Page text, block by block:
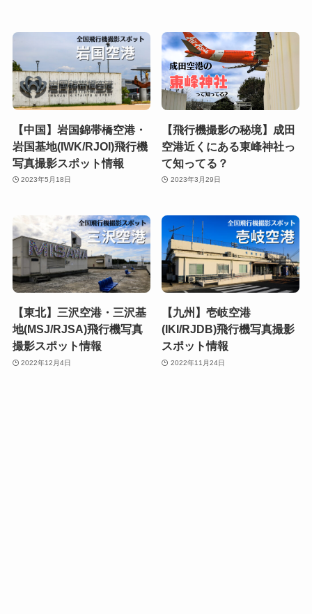
【中国】岩国錦帯橋空港・
岩国基地(IWK/RJOI)飛行機
写真撮影スポット情報
2023年5月18日
【飛行機撮影の秘境】成田
空港近くにある東峰神社っ
て知ってる？
2023年3月29日
【東北】三沢空港・三沢基
地(MSJ/RJSA)飛行機写真
撮影スポット情報
2022年12月4日
【九州】壱岐空港
(IKI/RJDB)飛行機写真撮影
スポット情報
2022年11月24日